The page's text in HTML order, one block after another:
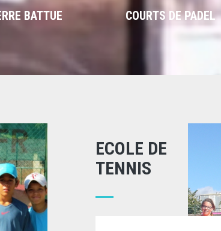
BATTUE COURTS DE PADEL
ECOLE DE
TENNIS